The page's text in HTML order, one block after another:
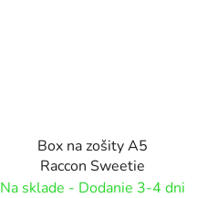
Box na zošity A5
Raccon Sweetie
Na sklade - Dodanie 3-4 dni